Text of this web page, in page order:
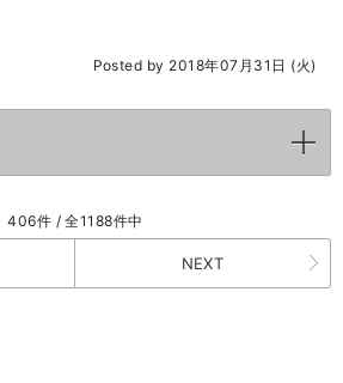
Posted by 2018年07月31日 (火)
406件 / 全1188件中
NEXT